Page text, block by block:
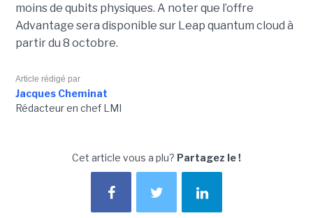
moins de qubits physiques. A noter que l’offre
Advantage sera disponible sur Leap quantum cloud à
partir du 8 octobre.
Article rédigé par
Jacques Cheminat
Rédacteur en chef LMI
Cet article vous a plu? Partagez le !